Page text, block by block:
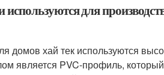
для
домов хай тек используются
является PVC-профиль, который